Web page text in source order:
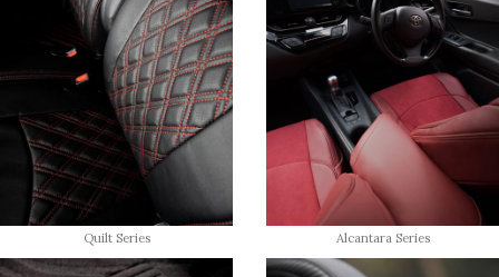
Quilt Series Alcantara Series